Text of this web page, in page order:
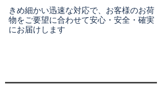
きめ細かい迅速な対応で、お客様のお荷
物をご要望に合わせて安心・安全・確実
にお届けします